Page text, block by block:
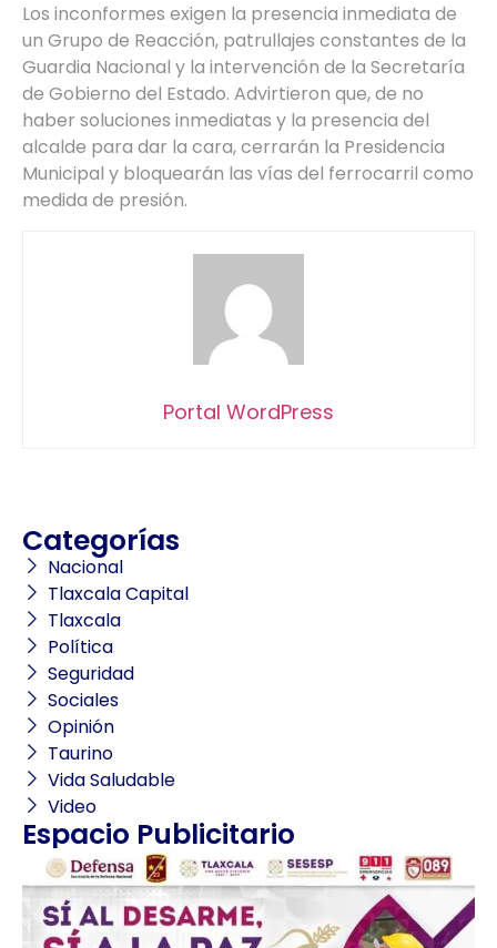
Los inconformes exigen la presencia inmediata de
un Grupo de Reacción, patrullajes constantes de la
Guardia Nacional y la intervención de la Secretaría
de Gobierno del Estado. Advirtieron que, de no
haber soluciones inmediatas y la presencia del
alcalde para dar la cara, cerrarán la Presidencia
Municipal y bloquearán las vías del ferrocarril como
medida de presión.
Portal WordPress
Categorías
Nacional
Tlaxcala Capital
Tlaxcala
Política
Seguridad
Sociales
Opinión
Taurino
Vida Saludable
Video
Espacio Publicitario